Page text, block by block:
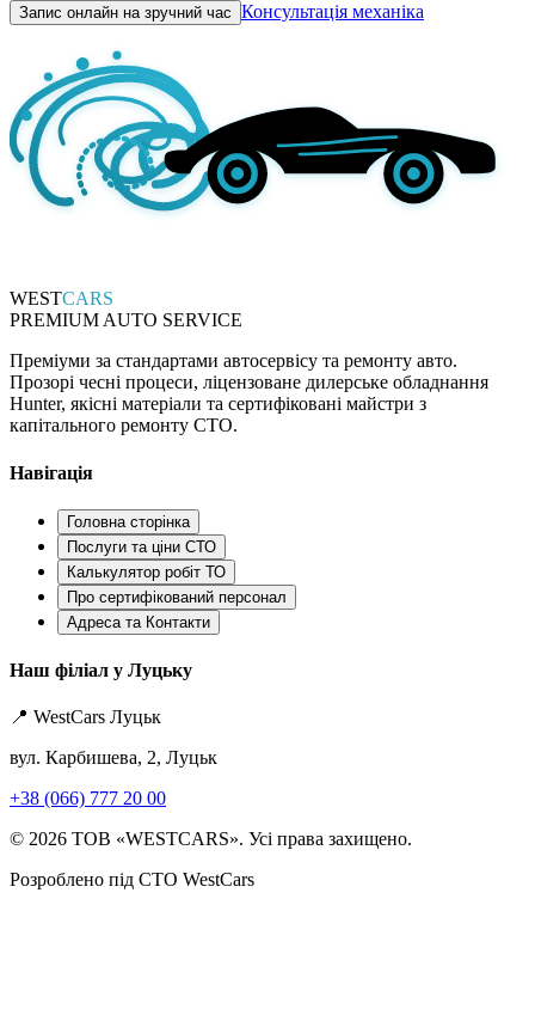
Запис онлайн на зручний час Консультація механіка
WESTCARS
PREMIUM AUTO SERVICE
Преміуми за стандартами автосервісу та ремонту авто.
Прозорі чесні процеси, ліцензоване дилерське обладнання
Hunter, якісні матеріали та сертифіковані майстри з
капітального ремонту СТО.
Навігація
Головна сторінка
Послуги та ціни СТО
Калькулятор робіт ТО
Про сертифікований персонал
Адреса та Контакти
Наш філіал у Луцьку
📍 WestCars Луцьк
вул. Карбишева, 2, Луцьк
+38 (066) 777 20 00
© 2026 ТОВ «WESTCARS». Усі права захищено.
Розроблено під СТО WestCars